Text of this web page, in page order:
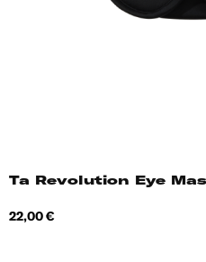
Ta Revolution Eye
Hind
22,00 €